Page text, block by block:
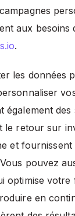
aux besoins
.
les données
également des
le retour sur
et fournissent
pouvez
optimise votre
en